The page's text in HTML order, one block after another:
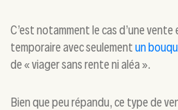
C’est notamment le cas d’une
temporaire avec seulement un
de « viager sans rente ni aléa ».
Bien que peu répandu, ce type de